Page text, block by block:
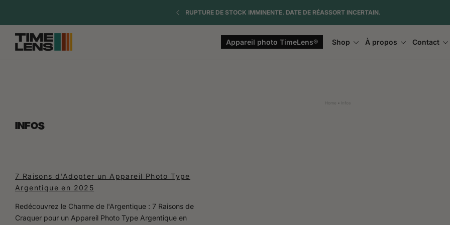
RUPTURE DE STOCK IMMINENTE. DATE DE RÉASSORT INCERTAIN.
Appareil photo TimeLens® Shop À propos Contact
Home Infos
INFOS
7 Raisons d'Adopter un Appareil Photo Type
Argentique en 2025
Redécouvrez le Charme de l'Argentique : 7 Raisons de
Craquer pour un Appareil Photo Type Argentique en